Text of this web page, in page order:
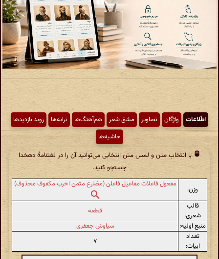
اطّلاعات واژگان تصاویر مشق شعر هم‌آهنگ‌ها ترانه‌ها
روند بازدیدها
حاشیه‌ها
با انتخاب متن و لمس متن انتخابی می‌توانید آن را در لغتنامهٔ دهخدا
جستجو کنید.
وزن:
مفعول فاعلات مفاعیل فاعلن (مضارع مثمن اخرب مکفوف محذوف)
قالب
شعری:
قطعه
منبع اولیه:
سیاوش جعفری
تعداد
ابیات:
۷